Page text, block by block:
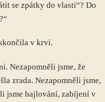
se zpátky do vlasti“? Do
v krvi.
Nezapomněli jsme, že
zrada. Nezapomněli jsme,
jsme hajlování, zabíjení v